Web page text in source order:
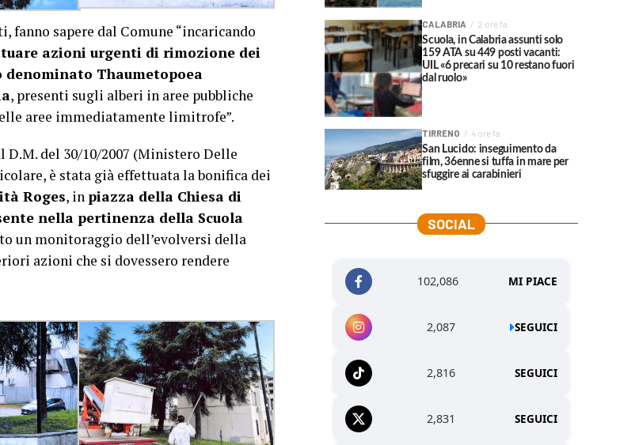
sapere dal Comune “incaricando
azioni urgenti di rimozione dei
Thaumetopoea
, presenti sugli alberi in aree pubbliche
aree immediatamente limitrofe”.
del 30/10/2007 (Ministero Delle
è stata già effettuata la bonifica dei
Roges, in piazza della Chiesa di
nella pertinenza della Scuola
un monitoraggio dell’evolversi della
azioni che si dovessero rendere
CALABRIA 2 ore fa
Scuola, in Calabria assunti solo
159 ATA su 449 posti vacanti:
UIL «6 precari su 10 restano fuori
dal ruolo»
TIRRENO 4 ore fa
San Lucido: inseguimento da
film, 36enne si tuffa in mare per
sfuggire ai carabinieri
SOCIAL
102,086 MI PIACE
2,087 SEGUICI
2,816 SEGUICI
2,831 SEGUICI